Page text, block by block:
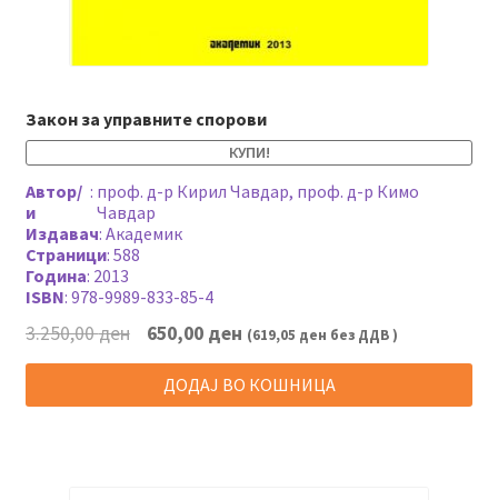
Закон за управните спорови
КУПИ!
Автор/
и
: проф. д-р Кирил Чавдар, проф. д-р Кимо
Чавдар
Издавач: Академик
Страници: 588
Година: 2013
ISBN: 978-9989-833-85-4
3.250,00ден
Original
was:
3.250,00 ден.
650,00 денCurrent
is:
650,00 ден.
(619,05 ден без ДДВ )
ДОДАЈ ВО КОШНИЦА